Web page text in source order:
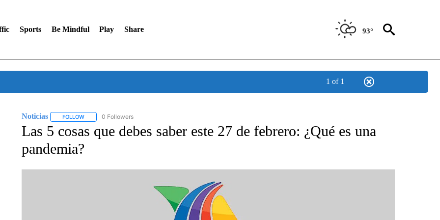
Sports Be Mindful Play Share 93°
1 of 1
Noticias FOLLOWFOLLOW "NOTICIAS" TO RECEIVE NOTIFICATIONS ABOUT NEW PAGES ON "NOTICIAS".
0 Followers
Las 5 cosas que debes saber este 27 de febrero: ¿Qué es una
pandemia?